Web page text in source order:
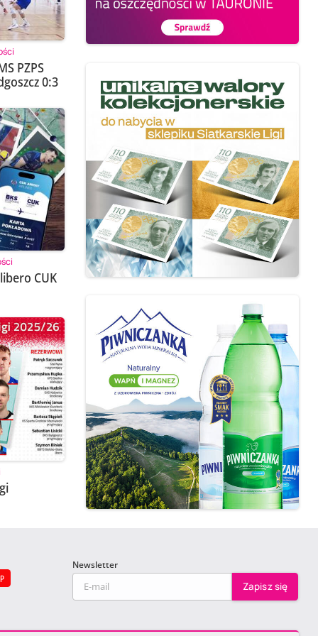
PZPS
0:3
CUK
Newsletter